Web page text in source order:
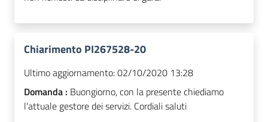
Chiarimento PI267528-20
Ultimo aggiornamento:02/10/2020 13:28
Domanda : Buongiorno, con la presente chiediamo
l'attuale gestore dei servizi. Cordiali saluti